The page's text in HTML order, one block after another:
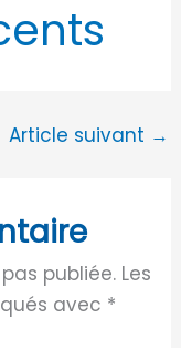
Article suivant →
publiée. Les
avec *